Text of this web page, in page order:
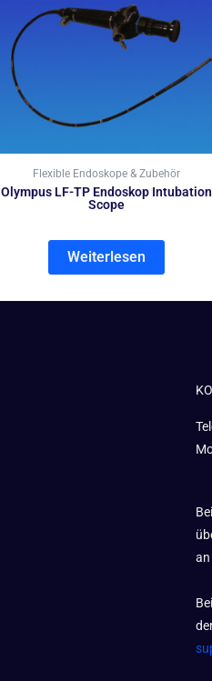
Flexible Endoskope & Zubehör
Olympus LF-TP Endoskop Intubation
Scope
Weiterlesen
an